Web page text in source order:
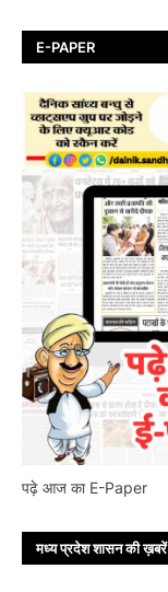
E-PAPER
पढ़े आज का E-Paper
मध्य प्रदेश शासन की ख़बरें